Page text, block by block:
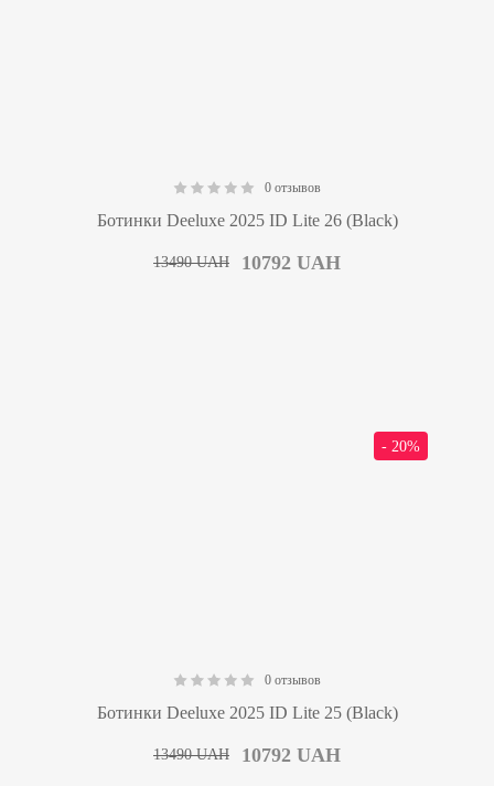
0 отзывов
Ботинки Deeluxe 2025 ID Lite 26 (Black)
10792UAH
13490UAH
- 20%
0 отзывов
Ботинки Deeluxe 2025 ID Lite 25 (Black)
10792UAH
13490UAH